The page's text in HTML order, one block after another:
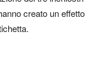
creato un effetto